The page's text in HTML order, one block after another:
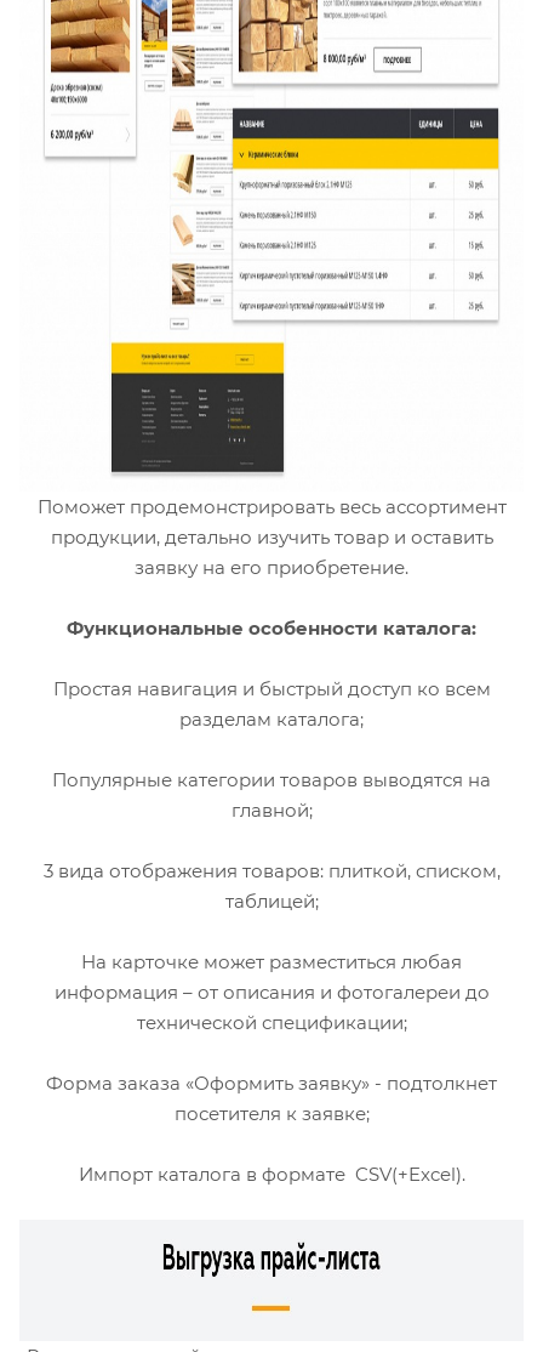
Поможет продемонстрировать весь ассортимент
продукции, детально изучить товар и оставить
заявку на его приобретение.
Функциональные особенности каталога:
Простая навигация и быстрый доступ ко всем
разделам каталога;
Популярные категории товаров выводятся на
главной;
3 вида отображения товаров: плиткой, списком,
таблицей;
На карточке может разместиться любая
информация – от описания и фотогалереи до
технической спецификации;
Форма заказа «Оформить заявку» - подтолкнет
посетителя к заявке;
Импорт каталога в формате CSV(+Excel).